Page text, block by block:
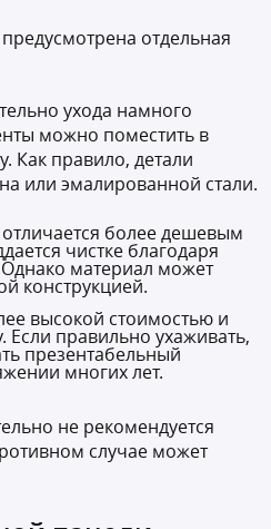
отдельная
ухода намного
можно поместить в
Как правило, детали
или эмалированной стали.
отличается более дешевым
чистке благодаря
материал может
конструкцией.
высокой стоимостью и
правильно ухаживать,
презентабельный
многих лет.
не рекомендуется
случае может